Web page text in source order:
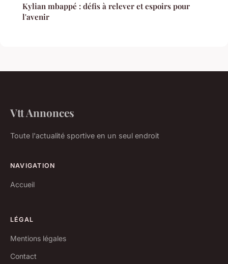
Kylian mbappé : défis à relever et espoirs pour
l'avenir
Vtt Annonces
Toute l'actualité sportive en un seul endroit
NAVIGATION
Accueil
LÉGAL
Mentions légales
Contact